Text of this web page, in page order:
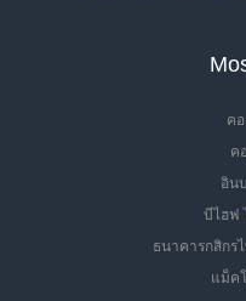
ค
ค
อิน
บีไฮฟ
ธนาคารกสิกร
แม็ค